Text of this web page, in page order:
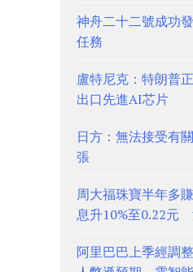
神舟二十二號成功
任務
盧特尼克：特朗普
出口先進AI芯片
日方：無法接受有
張
周大福珠寶半年多
息升10%至0.22元
阿里巴巴上季經調